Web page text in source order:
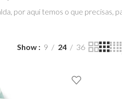
por aqui temos o que precisas,
Show 9 24 36